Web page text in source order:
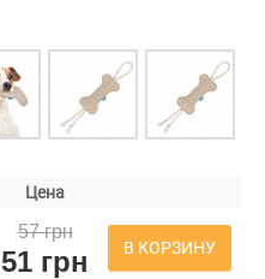
Цена
57 грн
51 грн В КОРЗИНУ